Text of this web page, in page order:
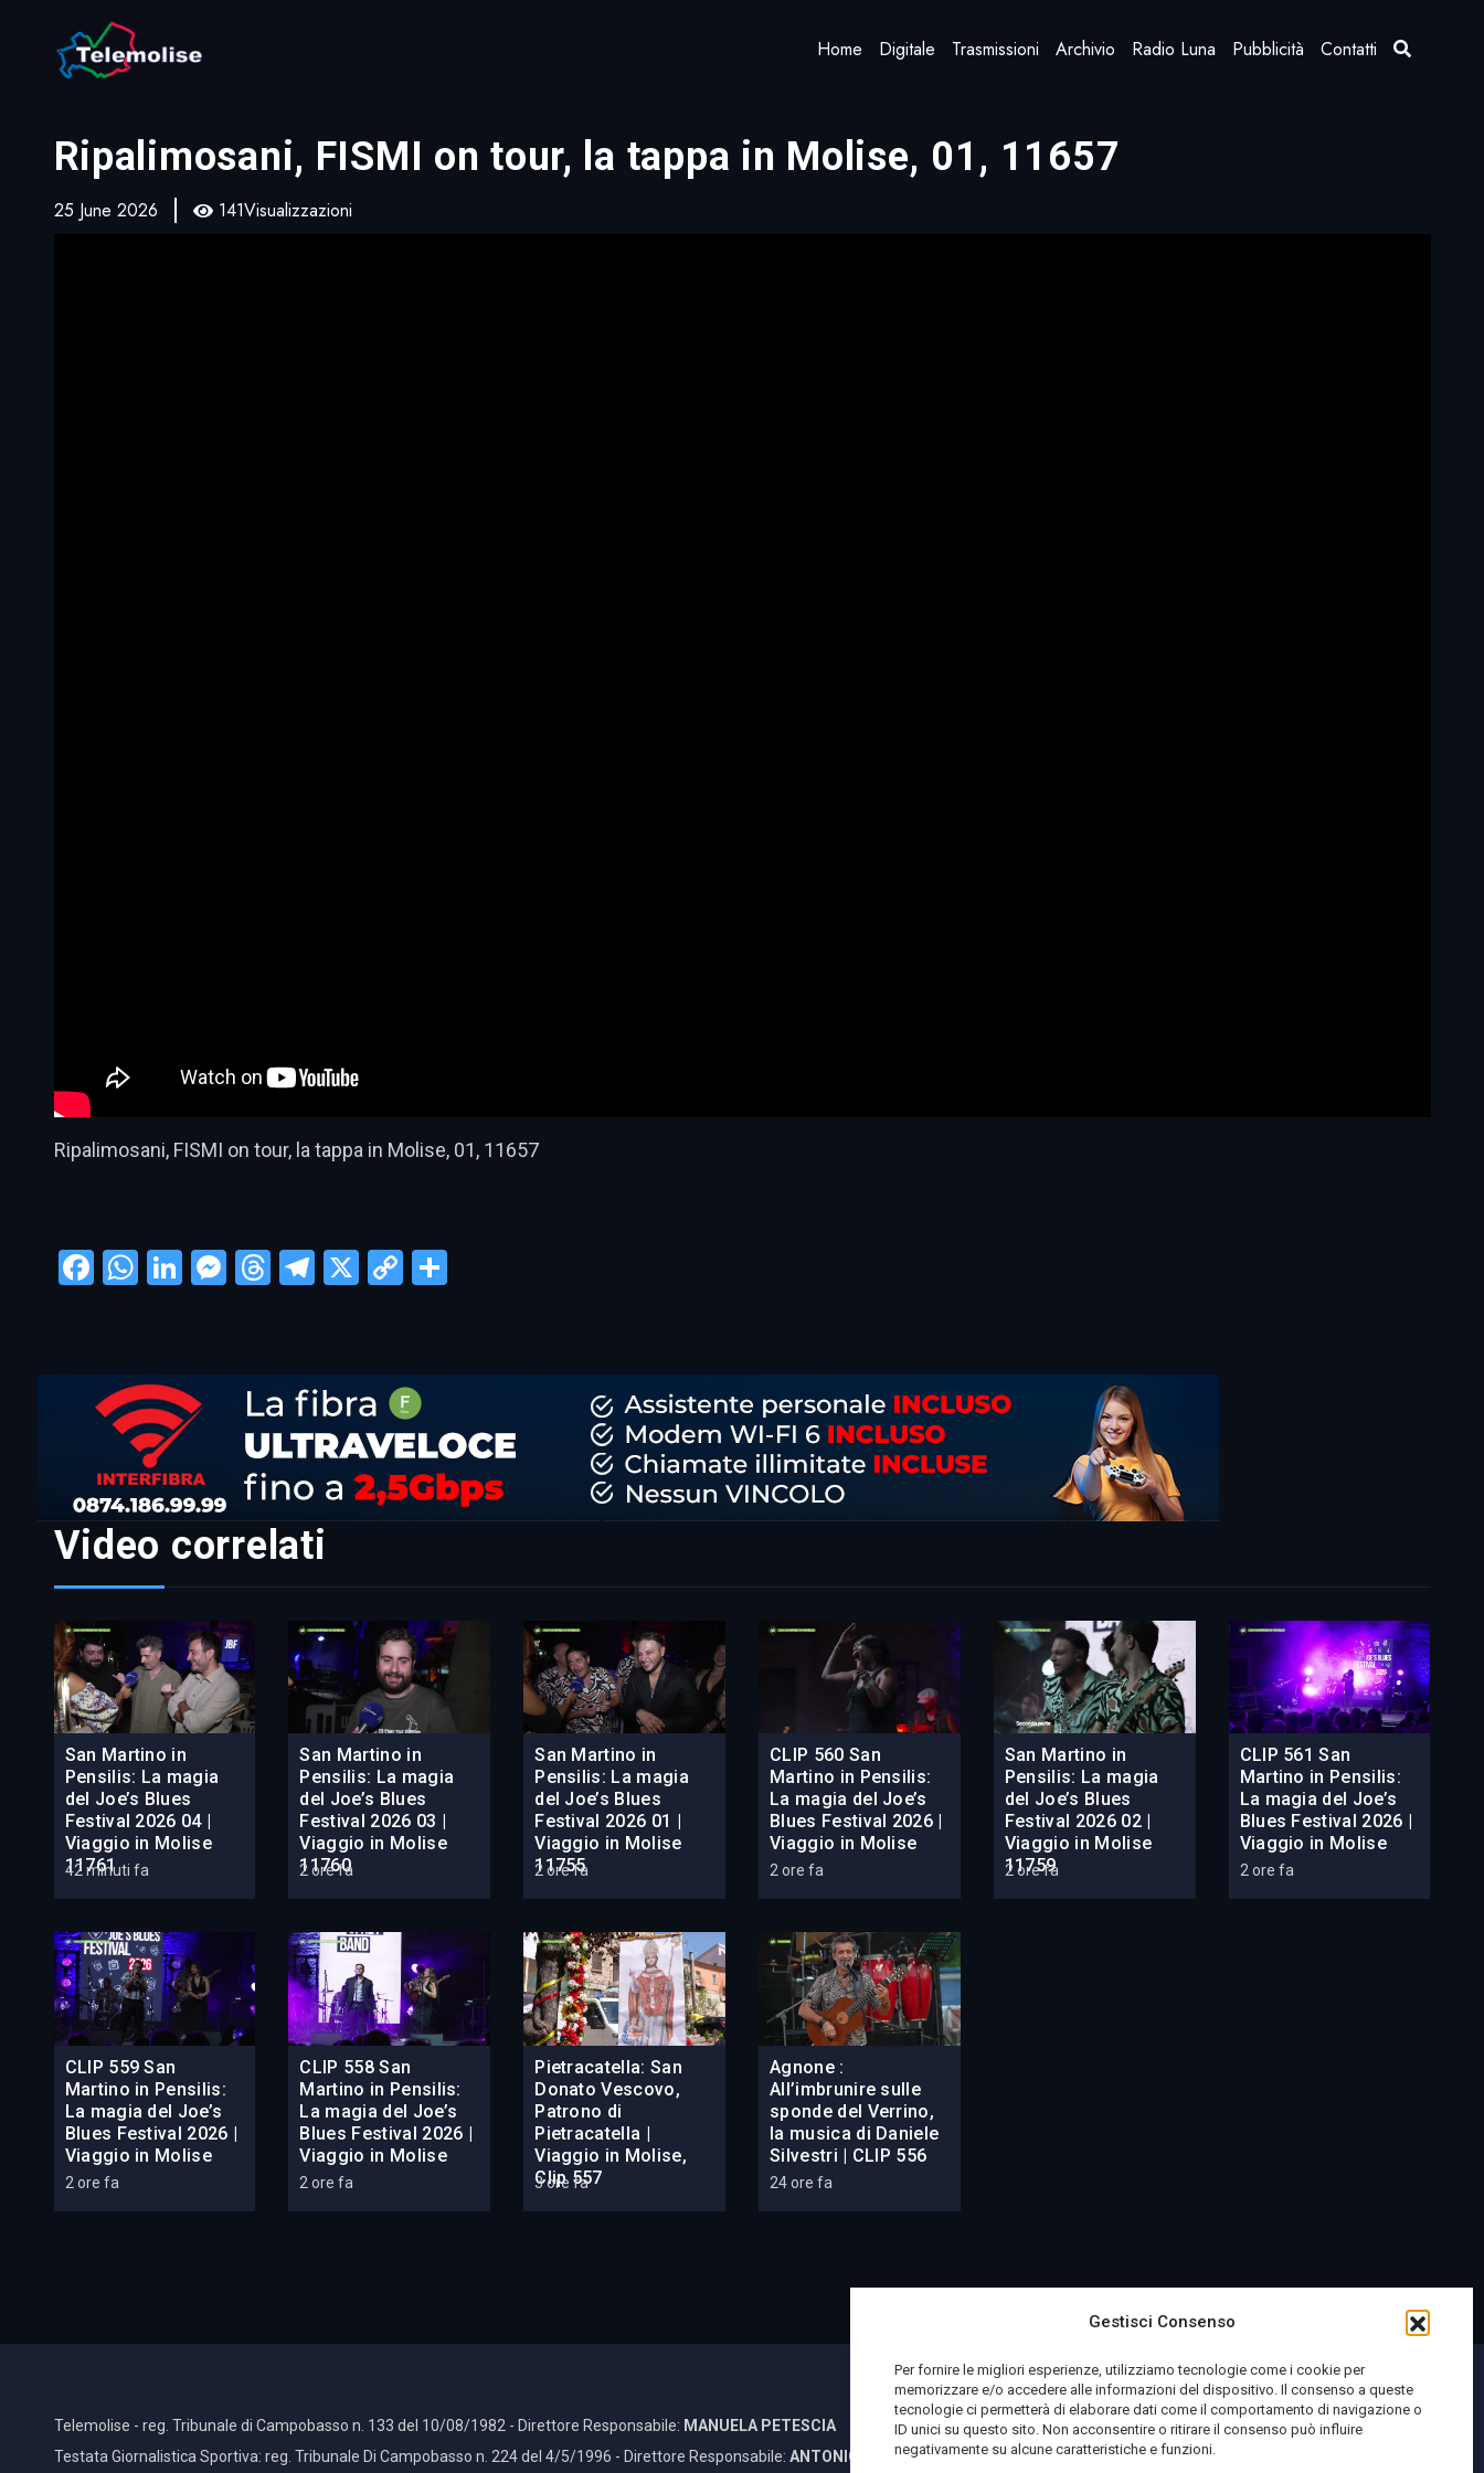
Gestisci Consenso
Per fornire le migliori esperienze, utilizziamo tecnologie come i cookie per
memorizzare e/o accedere alle informazioni del dispositivo. Il consenso a queste
tecnologie ci permetterà di elaborare dati come il comportamento di navigazione o
ID unici su questo sito. Non acconsentire o ritirare il consenso può influire
negativamente su alcune caratteristiche e funzioni.
Home Digitale Trasmissioni Archivio Radio Luna Pubblicità Contatti
Ripalimosani, FISMI on tour, la tappa in Molise, 01, 11657
25 June 2026 141Visualizzazioni
Ripalimosani, FISMI on tour, la tappa in Molise, 01, 11657
Facebook
WhatsApp
LinkedIn
Messenger
Threads
Telegram
X CopyCondividi
Video correlati
San Martino in
Pensilis: La magia
del Joe’s Blues
Festival 2026 04 |
Viaggio in Molise
11761
42 minuti fa
San Martino in
Pensilis: La magia
del Joe’s Blues
Festival 2026 03 |
Viaggio in Molise
11760
2 ore fa
San Martino in
Pensilis: La magia
del Joe’s Blues
Festival 2026 01 |
Viaggio in Molise
11755
2 ore fa
CLIP 560 San
Martino in Pensilis:
La magia del Joe’s
Blues Festival 2026 |
Viaggio in Molise
2 ore fa
San Martino in
Pensilis: La magia
del Joe’s Blues
Festival 2026 02 |
Viaggio in Molise
11759
2 ore fa
CLIP 561 San
Martino in Pensilis:
La magia del Joe’s
Blues Festival 2026 |
Viaggio in Molise
2 ore fa
CLIP 559 San
Martino in Pensilis:
La magia del Joe’s
Blues Festival 2026 |
Viaggio in Molise
2 ore fa
CLIP 558 San
Martino in Pensilis:
La magia del Joe’s
Blues Festival 2026 |
Viaggio in Molise
2 ore fa
Pietracatella: San
Donato Vescovo,
Patrono di
Pietracatella |
Viaggio in Molise,
Clip 557
3 ore fa
Agnone :
All’imbrunire sulle
sponde del Verrino,
la musica di Daniele
Silvestri | CLIP 556
24 ore fa
Telemolise - reg. Tribunale di Campobasso n. 133 del 10/08/1982 - Direttore Responsabile: MANUELA PETESCIA
Testata Giornalistica Sportiva: reg. Tribunale Di Campobasso n. 224 del 4/5/1996 - Direttore Responsabile: ANTONIO DI LALLO